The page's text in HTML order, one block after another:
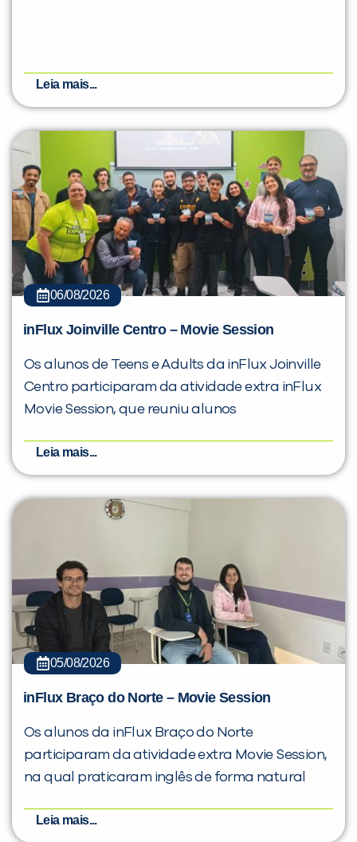
Leia mais...
06/08/2026
inFlux Joinville Centro – Movie Session
Os alunos de Teens e Adults da inFlux Joinville
Centro participaram da atividade extra inFlux
Movie Session, que reuniu alunos
Leia mais...
05/08/2026
inFlux Braço do Norte – Movie Session
Os alunos da inFlux Braço do Norte
participaram da atividade extra Movie Session,
na qual praticaram inglês de forma natural
Leia mais...